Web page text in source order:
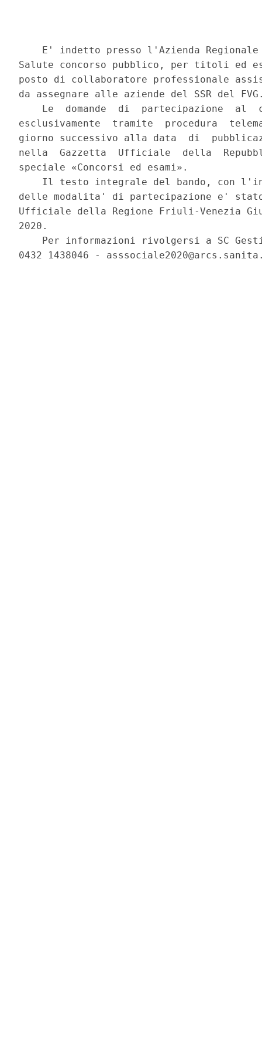
E' indetto presso l'Azienda
Salute concorso pubblico, per titoli ed
posto di collaboratore professionale
da assegnare alle aziende del SSR del
Le  domande  di  partecipazione  al
esclusivamente  tramite  procedura
giorno successivo alla data  di
nella  Gazzetta  Ufficiale  della
speciale «Concorsi ed esami».
Il testo integrale del bando, con
delle modalita' di partecipazione e'
Ufficiale della Regione Friuli-Venezia
2020.
Per informazioni rivolgersi a SC
0432 1438046 -